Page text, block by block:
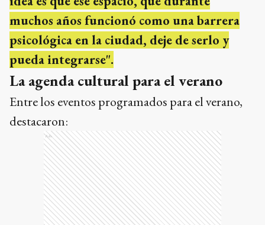
muchos años funcionó como una barrera
psicológica en la ciudad, deje de serlo y
pueda integrarse".
La agenda cultural para el verano
Entre los eventos programados para el verano,
destacaron:
Ads